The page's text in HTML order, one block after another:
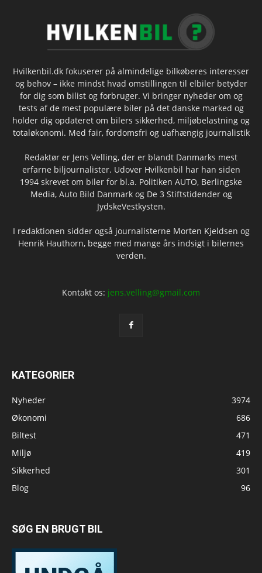
Hvilkenbil.dk fokuserer på almindelige bilkøberes interesser
og behov – ikke mindst hvad omstillingen til elbiler betyder
for dig som bilist og forbruger. Vi bringer nyheder om og
tests af de mest populære biler på det danske marked og
holder dig opdateret om bilers sikkerhed, miljøbelastning og
totaløkonomi. Med fair, fordomsfri og uafhængig journalistik
Redaktør er Jens Velling, der er blandt Danmarks mest
erfarne biljournalister. Udover Hvilkenbil har han siden
1994 skrevet om biler for bl.a. Politiken AUTO, Berlingske
Media, Auto Bild Danmark og De 3 Stiftstidender og
JydskeVestkysten.
I redaktionen sidder også journalisterne Morten Kjeldsen og
Henrik Hauthorn, begge med mange års indsigt i bilernes
verden.
Kontakt os: jens.velling@gmail.com
KATEGORIER
Nyheder
3974
Økonomi
686
Biltest
471
Miljø
419
Sikkerhed
301
Blog
96
SØG EN BRUGT BIL